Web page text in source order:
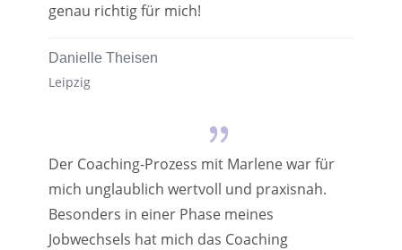
genau richtig für mich!
Danielle Theisen
Leipzig
Der Coaching-Prozess mit Marlene war für
mich unglaublich wertvoll und praxisnah.
Besonders in einer Phase meines
Jobwechsels hat mich das Coaching